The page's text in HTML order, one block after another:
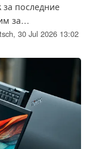
последние
за
чтобы помочь
30 Jul 2026 13:02